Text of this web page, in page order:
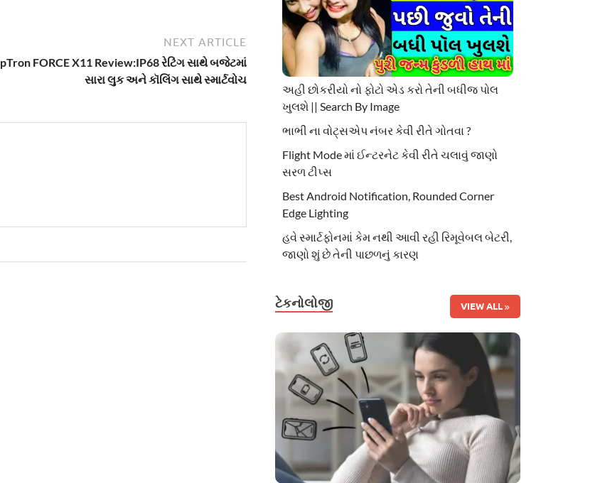
NEXT ARTICLE
pTron FORCE X11 Review:IP68 રેટિંગ સાથે બજેટમાં
સારા લુક અને કૉલિંગ સાથે સ્માર્ટવોચ
અહી છોકરીયો નો ફોટો એડ કરો તેની બધીજ પોલ
ખુલશે || Search By Image
ભાભી ના વોટ્સએપ નંબર કેવી રીતે ગોતવા ?
Flight Mode માં ઈન્ટરનેટ કેવી રીતે ચલાવું જાણો
સરળ ટીપ્સ
Best Android Notification, Rounded Corner
Edge Lighting
હવે સ્માર્ટફોનમાં કેમ નથી આવી રહી રિમૂવેબલ બેટરી,
જાણો શું છે તેની પાછળનું કારણ
ટેકનોલોજી VIEW ALL